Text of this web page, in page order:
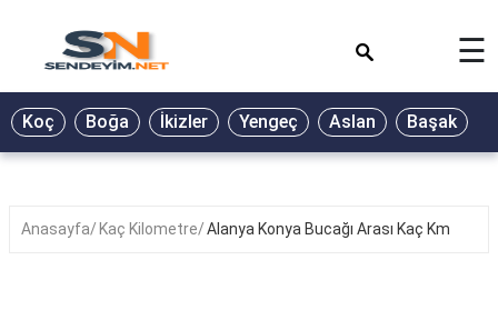
BİYOGRAFİ
GALERİ
☰
Koç Boğa İkizler Yengeç Aslan Başak
Anasayfa Kaç Kilometre Alanya Konya Bucağı Arası Kaç Km